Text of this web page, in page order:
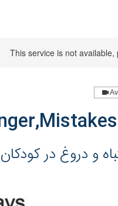
This service is not
و دروغ در کودکان